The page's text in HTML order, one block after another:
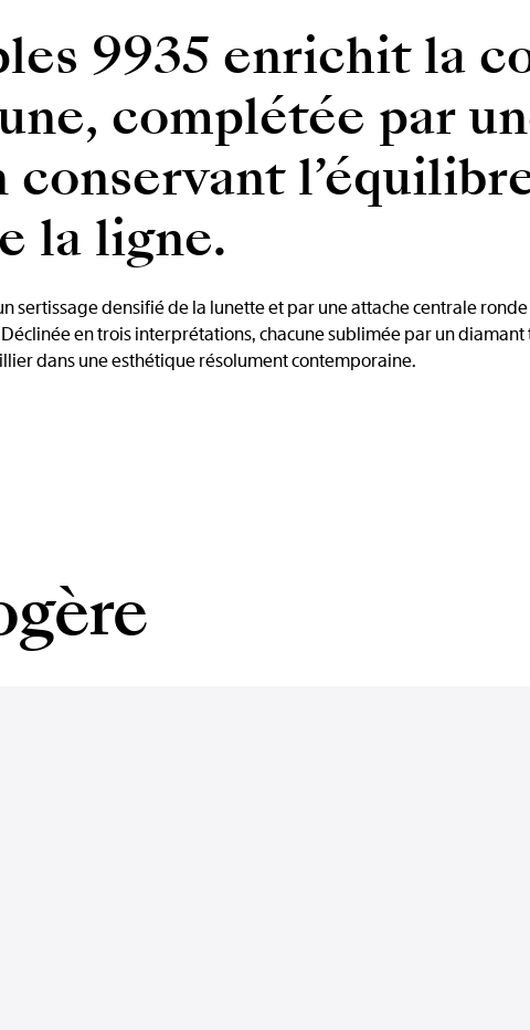
9935 enrichit la
complétée par
la ligne.
sertissage densifié de la lunette et par une attache centrale
en trois interprétations, chacune sublimée par un
dans une esthétique résolument contemporaine.